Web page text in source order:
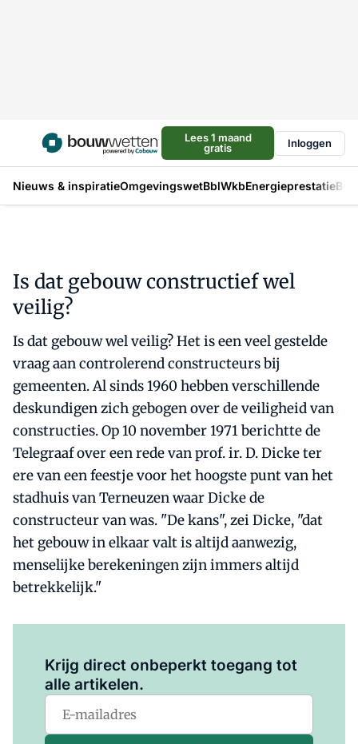
Lees 1 maand
gratis
Inloggen
Nieuws & inspiratieOmgevingswetBblWkbEnergieprestatie
Is dat gebouw constructief wel
veilig?
Is dat gebouw wel veilig? Het is een veel gestelde
vraag aan controlerend constructeurs bij
gemeenten. Al sinds 1960 hebben verschillende
deskundigen zich gebogen over de veiligheid van
constructies. Op 10 november 1971 berichtte de
Telegraaf over een rede van prof. ir. D. Dicke ter
ere van een feestje voor het hoogste punt van het
stadhuis van Terneuzen waar Dicke de
constructeur van was. "De kans", zei Dicke, "dat
het gebouw in elkaar valt is altijd aanwezig,
menselijke berekeningen zijn immers altijd
betrekkelijk."
Krijg direct onbeperkt toegang tot
alle artikelen.